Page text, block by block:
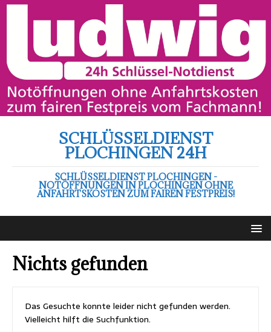
SCHLÜSSELDIENST
PLOCHINGEN 24H
SCHLÜSSELDIENST PLOCHINGEN -
NOTÖFFNUNGEN IN PLOCHINGEN OHNE
ANFAHRTSKOSTEN ZUM FAIREN FESTPREIS!
Nichts gefunden
Das Gesuchte konnte leider nicht gefunden werden.
Vielleicht hilft die Suchfunktion.